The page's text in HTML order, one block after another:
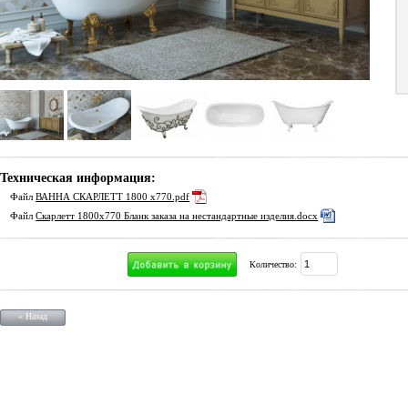
Техническая информация:
ФайлВАННА СКАРЛЕТТ 1800 х770.pdf
ФайлСкарлетт 1800х770 Бланк заказа на нестандартные изделия.docx
Количество:
« Назад